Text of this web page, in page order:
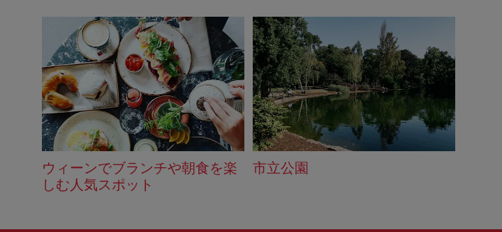
ウィーンでブランチや朝食を楽
しむ人気スポット
市立公園